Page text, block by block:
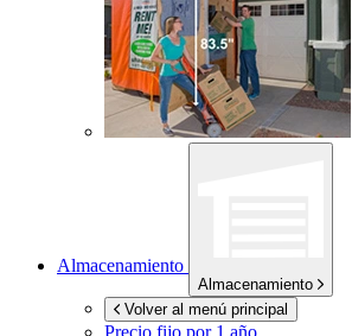
Almacenamiento
Almacenamiento
Volver al menú principal
Precio fijo por 1 año